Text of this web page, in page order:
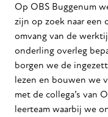
Op OBS Buggenum
zijn op zoek naar een
omvang van de
onderling overleg
borgen we de
lezen en bouwen we
met de collega’s van
leerteam waarbij we